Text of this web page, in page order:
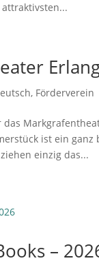
, Förderverein
ist ein
einzig das...
–